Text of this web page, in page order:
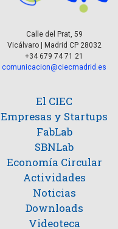
Calle del Prat, 59
Vicálvaro | Madrid CP 28032
+34 679 74 71 21
comunicacion@ciecmadrid.es
El CIEC
Empresas y Startups
FabLab
SBNLab
Economía Circular
Actividades
Noticias
Downloads
Videoteca